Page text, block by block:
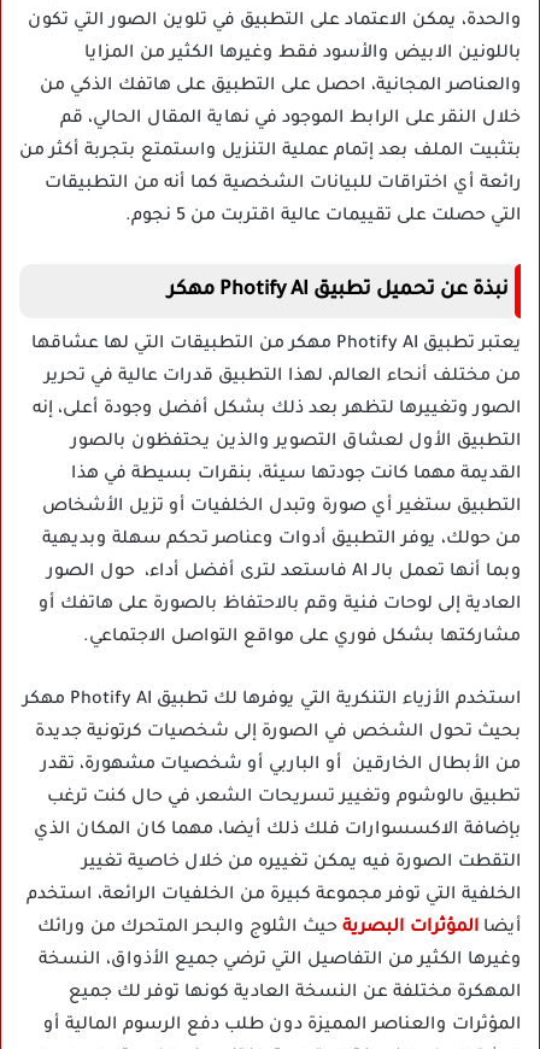
والحدة، يمكن الاعتماد على التطبيق في تلوين الصور التي تكون
باللونين الابيض والأسود فقط وغيرها الكثير من المزايا
والعناصر المجانية، احصل على التطبيق على هاتفك الذكي من
خلال النقر على الرابط الموجود في نهاية المقال الحالي، قم
بتثبيت الملف بعد إتمام عملية التنزيل واستمتع بتجربة أكثر من
رائعة أي اختراقات للبيانات الشخصية كما أنه من التطبيقات
التي حصلت على تقييمات عالية اقتربت من 5 نجوم.
نبذة عن تحميل تطبيق Photify AI مهكر
يعتبر تطبيق Photify AI مهكر من التطبيقات التي لها عشاقها
من مختلف أنحاء العالم، لهذا التطبيق قدرات عالية في تحرير
الصور وتغييرها لتظهر بعد ذلك بشكل أفضل وجودة أعلى، إنه
التطبيق الأول لعشاق التصوير والذين يحتفظون بالصور
القديمة مهما كانت جودتها سيئة، بنقرات بسيطة في هذا
التطبيق ستغير أي صورة وتبدل الخلفيات أو تزيل الأشخاص
من حولك، يوفر التطبيق أدوات وعناصر تحكم سهلة وبديهية
وبما أنها تعمل بالـ AI فاستعد لترى أفضل أداء، حول الصور
العادية إلى لوحات فنية وقم بالاحتفاظ بالصورة على هاتفك أو
مشاركتها بشكل فوري على مواقع التواصل الاجتماعي.
استخدم الأزياء التنكرية التي يوفرها لك تطبيق Photify AI مهكر
بحيث تحول الشخص في الصورة إلى شخصيات كرتونية جديدة
من الأبطال الخارقين أو الباربي أو شخصيات مشهورة، تقدر
تطبيق ىالوشوم وتغيير تسريحات الشعر، في حال كنت ترغب
بإضافة الاكسسوارات فلك ذلك أيضا، مهما كان المكان الذي
التقطت الصورة فيه يمكن تغييره من خلال خاصية تغيير
الخلفية التي توفر مجموعة كبيرة من الخلفيات الرائعة، استخدم
أيضا المؤثرات البصرية حيث الثلوج والبحر المتحرك من ورائك
وغيرها الكثير من التفاصيل التي ترضي جميع الأذواق، النسخة
المهكرة مختلفة عن النسخة العادية كونها توفر لك جميع
المؤثرات والعناصر المميزة دون طلب دفع الرسوم المالية أو